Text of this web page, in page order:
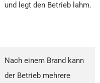
und legt den Betrieb lahm.
Nach einem Brand kann
der Betrieb mehrere